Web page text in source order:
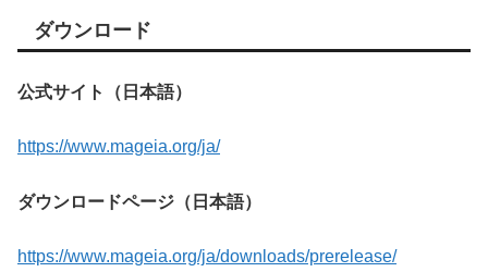
ダウンロード
公式サイト（日本語）
https://www.mageia.org/ja/
ダウンロードページ（日本語）
https://www.mageia.org/ja/downloads/prerelease/